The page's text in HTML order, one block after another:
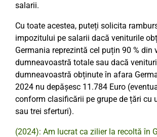
salarii.
Cu toate acestea, puteți solicita
impozitului pe salarii dacă veniturile
Germania reprezintă cel puțin 90 % din
dumneavoastră totale sau dacă
dumneavoastră obținute în afara
2024 nu depășesc 11.784 Euro
conform clasificării pe grupe de țări cu
sau trei sferturi).
(2024): Am lucrat ca zilier la recoltă în